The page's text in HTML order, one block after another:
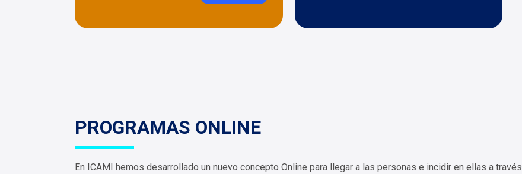
PROGRAMAS ONLINE
En ICAMI hemos desarrollado un nuevo concepto Online para llegar a las personas e incidir en ellas a